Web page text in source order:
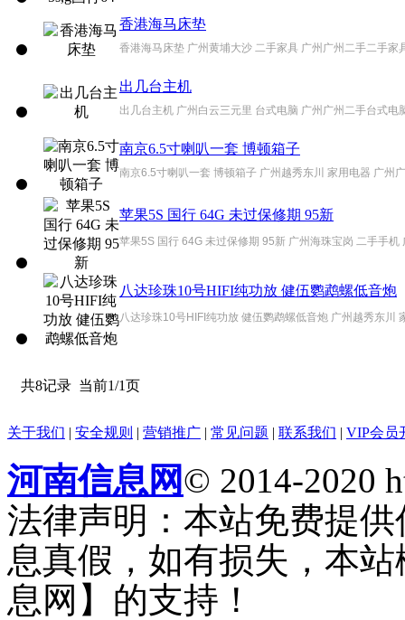
香港海马床垫
香港海马床垫 广州黄埔大沙 二手家具 广州广州二手二手
出几台主机
出几台主机 广州白云三元里 台式电脑 广州广州二手台式
南京6.5寸喇叭一套 博顿箱子
南京6.5寸喇叭一套 博顿箱子 广州越秀东川 家用电器 广州
苹果5S 国行 64G 未过保修期 95新
苹果5S 国行 64G 未过保修期 95新 广州海珠宝岗 二手手
八达珍珠10号HIFI纯功放 健伍鹦鹉螺低音炮
八达珍珠10号HIFI纯功放 健伍鹦鹉螺低音炮 广州越秀东川
共8记录 当前1/1页
关于我们 | 安全规则 | 营销推广 | 常见问题 | 联系我们 | VIP会员
河南信息网© 2014-2020
法律声明：本站免费提
息真假，如有损失，本
息网】的支持！